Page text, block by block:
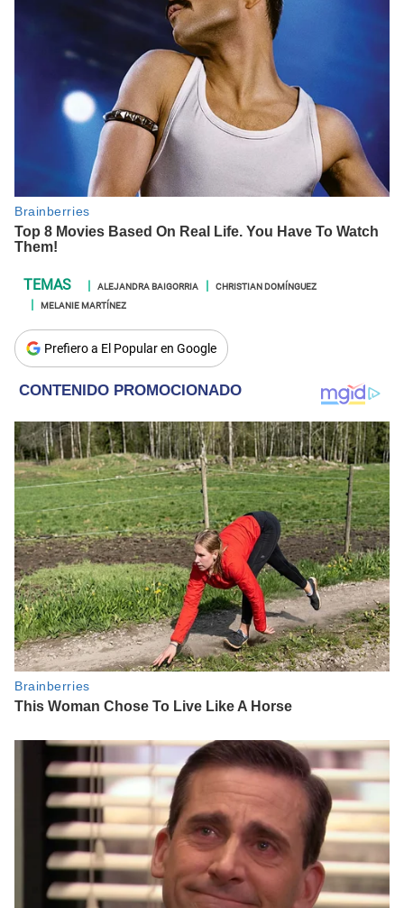
ALEJANDRA BAIGORRIA
CHRISTIAN DOMÍNGUEZ
MELANIE MARTÍNEZ
Prefiero a El Popular en Google